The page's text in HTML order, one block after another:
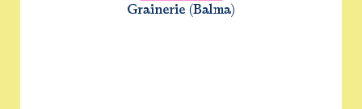
Grainerie (Balma)